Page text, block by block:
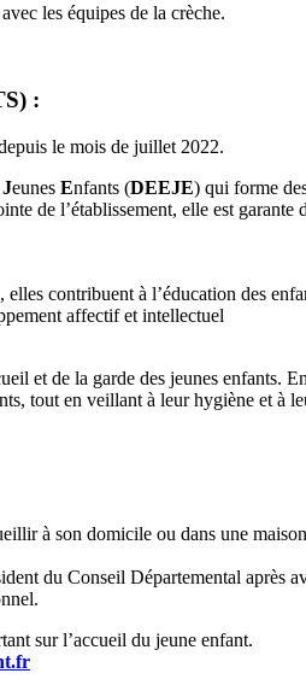
les équipes de la crèche.
:
le mois de juillet 2022.
Jeunes Enfants (DEEJE) qui forme
de l’établissement, elle est garante
contribuent à l’éducation des
affectif et intellectuel
et de la garde des jeunes enfants.
tout en veillant à leur hygiène et à
à son domicile ou dans une
du Conseil Départemental après
sur l’accueil du jeune enfant.